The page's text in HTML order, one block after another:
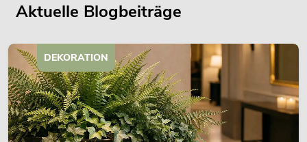
Aktuelle Blogbeiträge
DEKORATION